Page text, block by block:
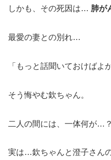
しかも、その死因は… 肺が
最愛の妻との別れ…
「もっと話聞いておけばよ
そう悔やむ欽ちゃん。
二人の間には、一体何が…？
実は…欽ちゃんと澄子さん